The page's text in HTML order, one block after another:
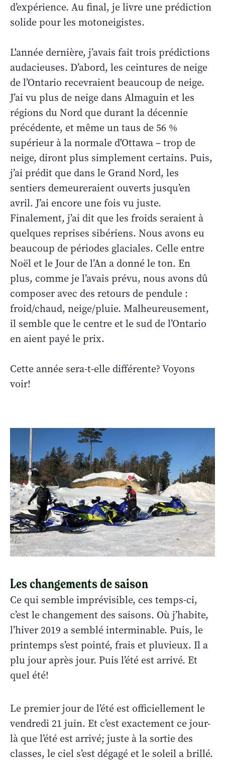
d’expérience. Au final, je livre une prédiction
solide pour les motoneigistes.
L'année dernière, j’avais fait trois prédictions
audacieuses. D’abord, les ceintures de neige
de l’Ontario recevraient beaucoup de neige.
J’ai vu plus de neige dans Almaguin et les
régions du Nord que durant la décennie
précédente, et même un taus de 56 %
supérieur à la normale d'Ottawa – trop de
neige, diront plus simplement certains. Puis,
j’ai prédit que dans le Grand Nord, les
sentiers demeureraient ouverts jusqu’en
avril. J’ai encore une fois vu juste.
Finalement, j’ai dit que les froids seraient à
quelques reprises sibériens. Nous avons eu
beaucoup de périodes glaciales. Celle entre
Noël et le Jour de l’An a donné le ton. En
plus, comme je l’avais prévu, nous avons dû
composer avec des retours de pendule :
froid/chaud, neige/pluie. Malheureusement,
il semble que le centre et le sud de l’Ontario
en aient payé le prix.
Cette année sera-t-elle différente? Voyons
voir!
Les changements de saison
Ce qui semble imprévisible, ces temps-ci,
c’est le changement des saisons. Où j’habite,
l’hiver 2019 a semblé interminable. Puis, le
printemps s’est pointé, frais et pluvieux. Il a
plu jour après jour. Puis l’été est arrivé. Et
quel été!
Le premier jour de l’été est officiellement le
vendredi 21 juin. Et c’est exactement ce jour-
là que l’été est arrivé; juste à la sortie des
classes, le ciel s’est dégagé et le soleil a brillé.